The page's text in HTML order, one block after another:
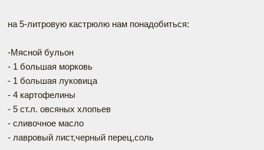
на 5-литровую кастрюлю нам понадобиться:
-Мясной бульон
- 1 большая морковь
- 1 большая луковица
- 4 картофелины
- 5 ст.л. овсяных хлопьев
- сливочное масло
- лавровый лист,черный перец,соль